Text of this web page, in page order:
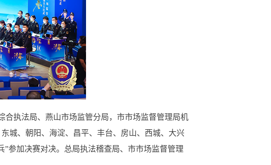
执法局、燕山市场监管分局，市市场监督管理局机
城、朝阳、海淀、昌平、丰台、房山、西城、大兴
参加决赛对决。总局执法稽查局、市市场监督管理